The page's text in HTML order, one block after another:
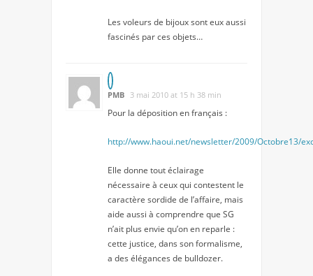
Les voleurs de bijoux sont eux aussi
fascinés par ces objets…
PMB 3 mai 2010 at 15 h 38 min
Pour la déposition en français :
http://www.haoui.net/newsletter/2009/Octobre13/
Elle donne tout éclairage
nécessaire à ceux qui contestent le
caractère sordide de l’affaire, mais
aide aussi à comprendre que SG
n’ait plus envie qu’on en reparle :
cette justice, dans son formalisme,
a des élégances de bulldozer.